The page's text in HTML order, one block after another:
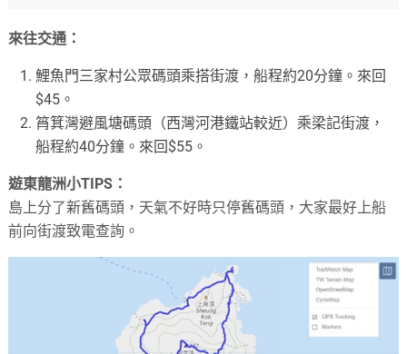
來往交通：
鯉魚門三家村公眾碼頭乘搭街渡，船程約20分鐘。來回
$45。
筲箕灣避風塘碼頭（西灣河港鐵站較近）乘梁記街渡，
船程約40分鐘。來回$55。
遊東龍洲小TIPS：
島上分了新舊碼頭，天氣不好時只停舊碼頭，大家最好上船
前向街渡致電查詢。